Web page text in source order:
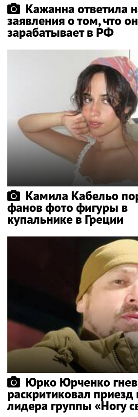
Кажанна ответила
заявления о том, что
зарабатывает в РФ
Камила Кабельо
фанов фото фигуры в
купальнике в Греции
Юрко Юрченко
раскритиковал приезд
лидера группы «Ногу